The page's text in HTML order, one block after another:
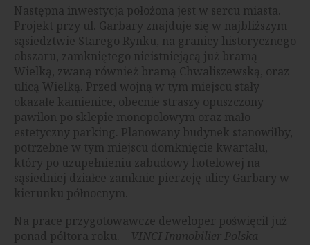
Następna inwestycja położona jest w sercu miasta.
Projekt przy ul. Garbary znajduje się w najbliższym
sąsiedztwie Starego Rynku, na granicy historycznego
obszaru, zamkniętego nieistniejącą już bramą
Wielką, zwaną również bramą Chwaliszewską, oraz
ulicą Wielką. Przed wojną w tym miejscu stały
okazałe kamienice, obecnie straszy opuszczony
pawilon po sklepie monopolowym oraz mało
estetyczny parking. Planowany budynek stanowiłby,
potrzebne w tym miejscu domknięcie kwartału,
który po uzupełnieniu zabudowy hotelowej na
sąsiedniej działce zamknie pierzeję ulicy Garbary w
kierunku północnym.
Na prace przygotowawcze deweloper poświęcił już
ponad półtora roku. – VINCI Immobilier Polska